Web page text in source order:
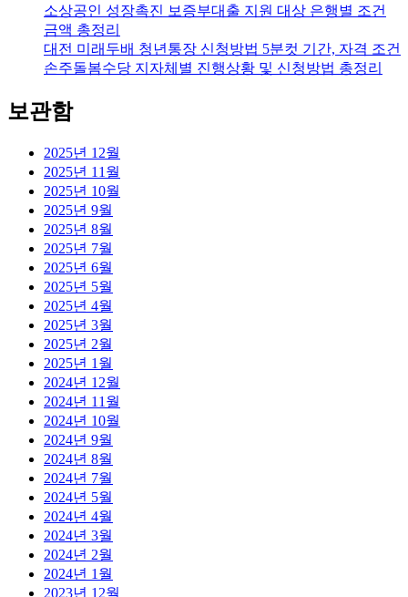
소상공인 성장촉진 보증부대출 지원 대상 은행별 조건
금액 총정리
대전 미래두배 청년통장 신청방법 5분컷 기간, 자격 조건
손주돌봄수당 지자체별 진행상황 및 신청방법 총정리
보관함
2025년 12월
2025년 11월
2025년 10월
2025년 9월
2025년 8월
2025년 7월
2025년 6월
2025년 5월
2025년 4월
2025년 3월
2025년 2월
2025년 1월
2024년 12월
2024년 11월
2024년 10월
2024년 9월
2024년 8월
2024년 7월
2024년 5월
2024년 4월
2024년 3월
2024년 2월
2024년 1월
2023년 12월